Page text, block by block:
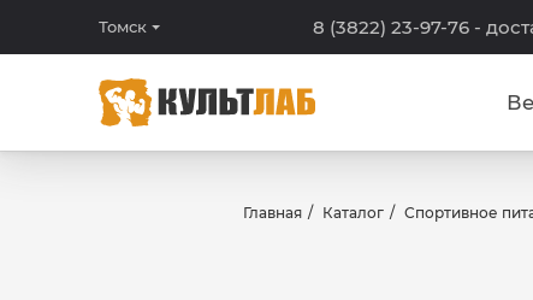
Томск 8 (3822) 23-97-76 -
Главная Каталог Спортивное